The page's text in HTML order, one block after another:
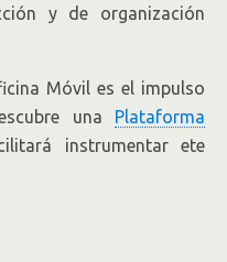
y de organización
Móvil es el impulso
una Plataforma
instrumentar ete